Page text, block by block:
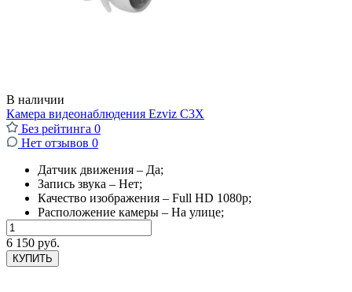
В наличии
Камера видеонаблюдения Ezviz C3X
Без рейтинга 0
Нет отзывов 0
Датчик движения – Да;
Запись звука – Нет;
Качество изображения – Full HD 1080p;
Расположение камеры – На улице;
6 150 руб.
КУПИТЬ